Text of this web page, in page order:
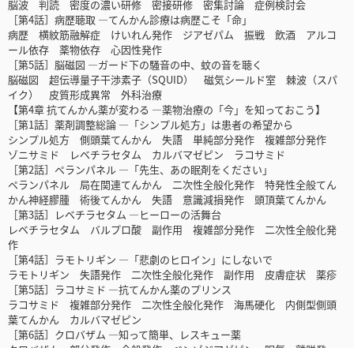
脳波 判読 密度の濃い研修 密接研修 密集討論 症例検討会
［第4話］病歴聴取 ―てんかん診療は病歴こそ「命」
病歴 横紋筋融解症 けいれん発作 ジアゼパム 振戦 飲酒 アルコ
ール依存 薬物依存 心因性発作
［第5話］脳磁図 ―ガード下の騒音の中、蚊の音を聴く
脳磁図 超伝導量子干渉素子（SQUID） 磁気シールド室 棘波（スパ
イク） 皮質形成異常 外科治療
【第4章 抗てんかん薬が変わる ―薬物治療の「今」を知っておこう】
［第1話］薬剤調整総論 ―「シンプル処方」は患者の希望から
シンプル処方 側頭葉てんかん 失語 単純部分発作 複雑部分発作
ゾニサミド レベチラセタム カルバマゼピン ラコサミド
［第2話］ペランパネル ―「先生、あの眠剤をください」
ペランパネル 局在関連てんかん 二次性全般化発作 特発性全般てん
かん神経膠腫 術後てんかん 失語 意識減損発作 頭頂葉てんかん
［第3話］レベチラセタム ―ヒーローの活舞台
レベチラセタム バルプロ酸 副作用 複雑部分発作 二次性全般化発
作
［第4話］ラモトリギン ―「悲劇のヒロイン」にしないで
ラモトリギン 失語発作 二次性全般化発作 副作用 皮膚症状 薬疹
［第5話］ラコサミド ―抗てんかん薬のプリンス
ラコサミド 複雑部分発作 二次性全般化発作 海馬硬化 内側型側頭
葉てんかん カルバマゼピン
［第6話］クロバザム ―知って簡単、レスキュー薬